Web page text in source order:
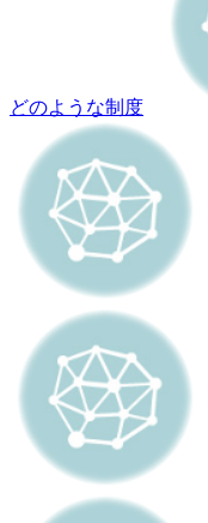
どのような制度